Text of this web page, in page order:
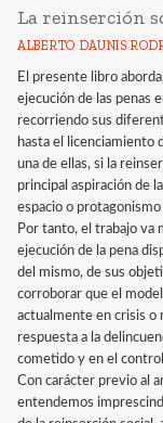
La reinserción
ALBERTO DAUNIS
El presente libro
ejecución de las penas
recorriendo sus
hasta el licenciamiento
una de ellas, si la
principal aspiración de
espacio o
Por tanto, el trabajo va
ejecución de la pena
del mismo, de sus
corroborar que el
actualmente en crisis o
respuesta a la
cometido y en el
Con carácter previo al
entendemos